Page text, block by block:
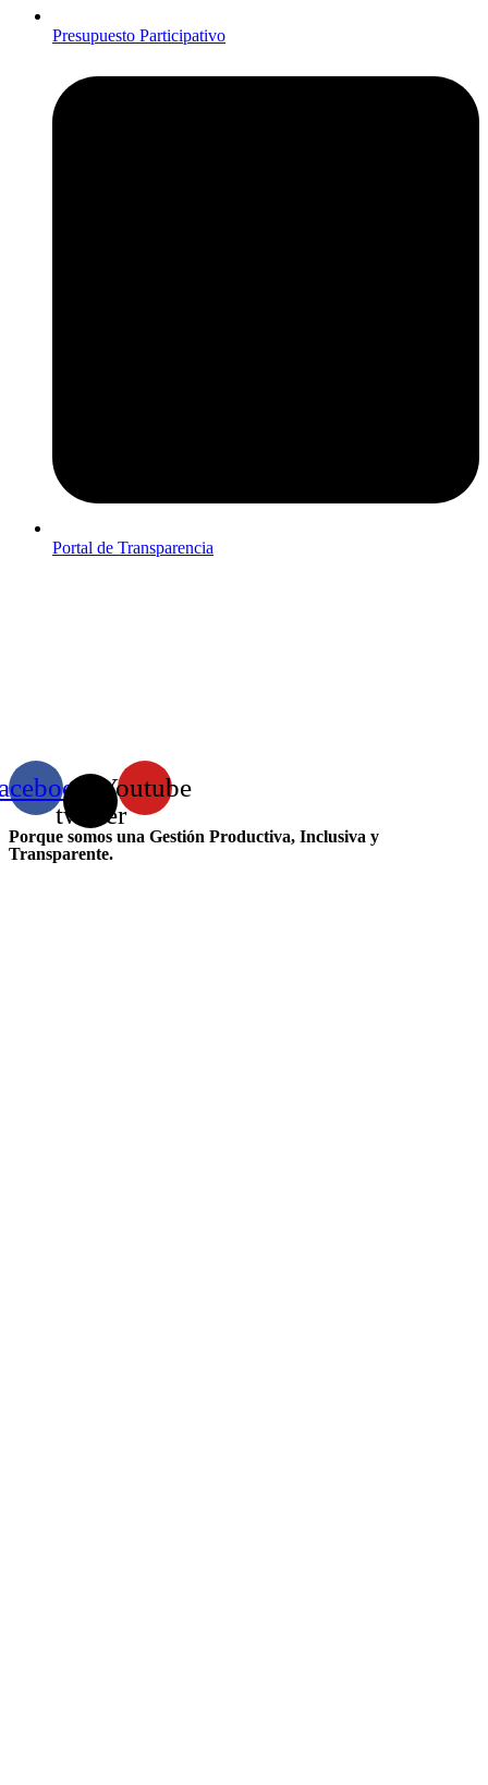
Presupuesto Participativo
Portal de Transparencia
X-
twitter
Youtube
Porque somos una Gestión Productiva, Inclusiva y
Transparente.